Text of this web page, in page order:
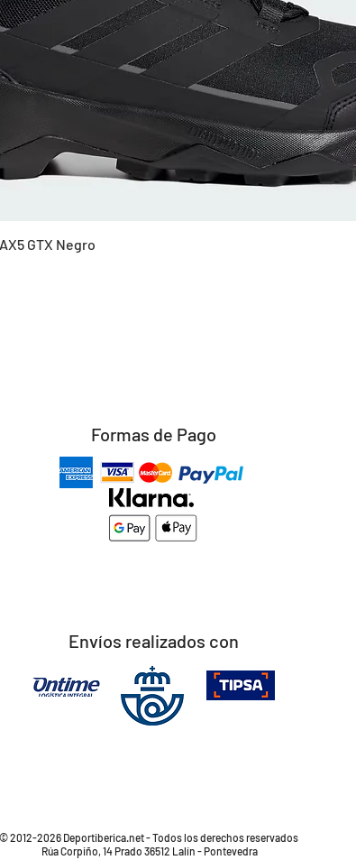
GTX Negro
Formas de Pago
Envíos realizados con
© 2012-2026 Deportiberica.net - Todos los derechos reservados
Rúa Corpiño, 14 Prado 36512 Lalín - Pontevedra